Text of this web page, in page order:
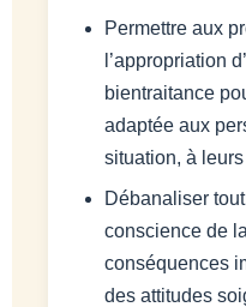
Permettre aux
l’appropriation
bientraitance
adaptée aux
situation, à
Débanaliser
conscience de
conséquences
des attitudes